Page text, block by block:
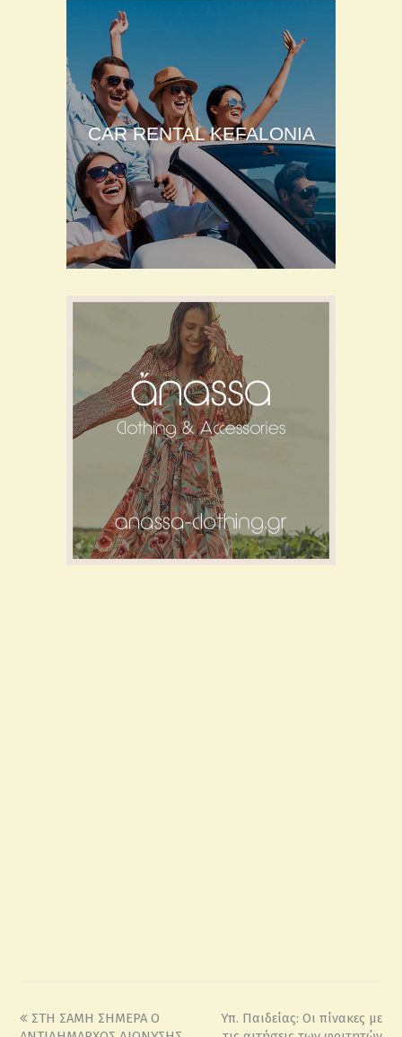
CAR RENTAL KEFALONIA
ΣΤΗ ΣΑΜΗ ΣΗΜΕΡΑ Ο
Υπ. Παιδείας: Οι πίνακες με